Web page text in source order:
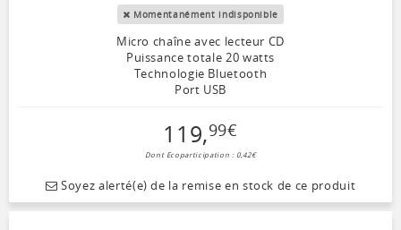
Momentanément indisponible
Micro chaîne avec lecteur CD
Puissance totale 20 watts
Technologie Bluetooth
Port USB
119,99€
Dont Ecoparticipation : 0,42€
Soyez alerté(e) de la remise en stock de ce produit